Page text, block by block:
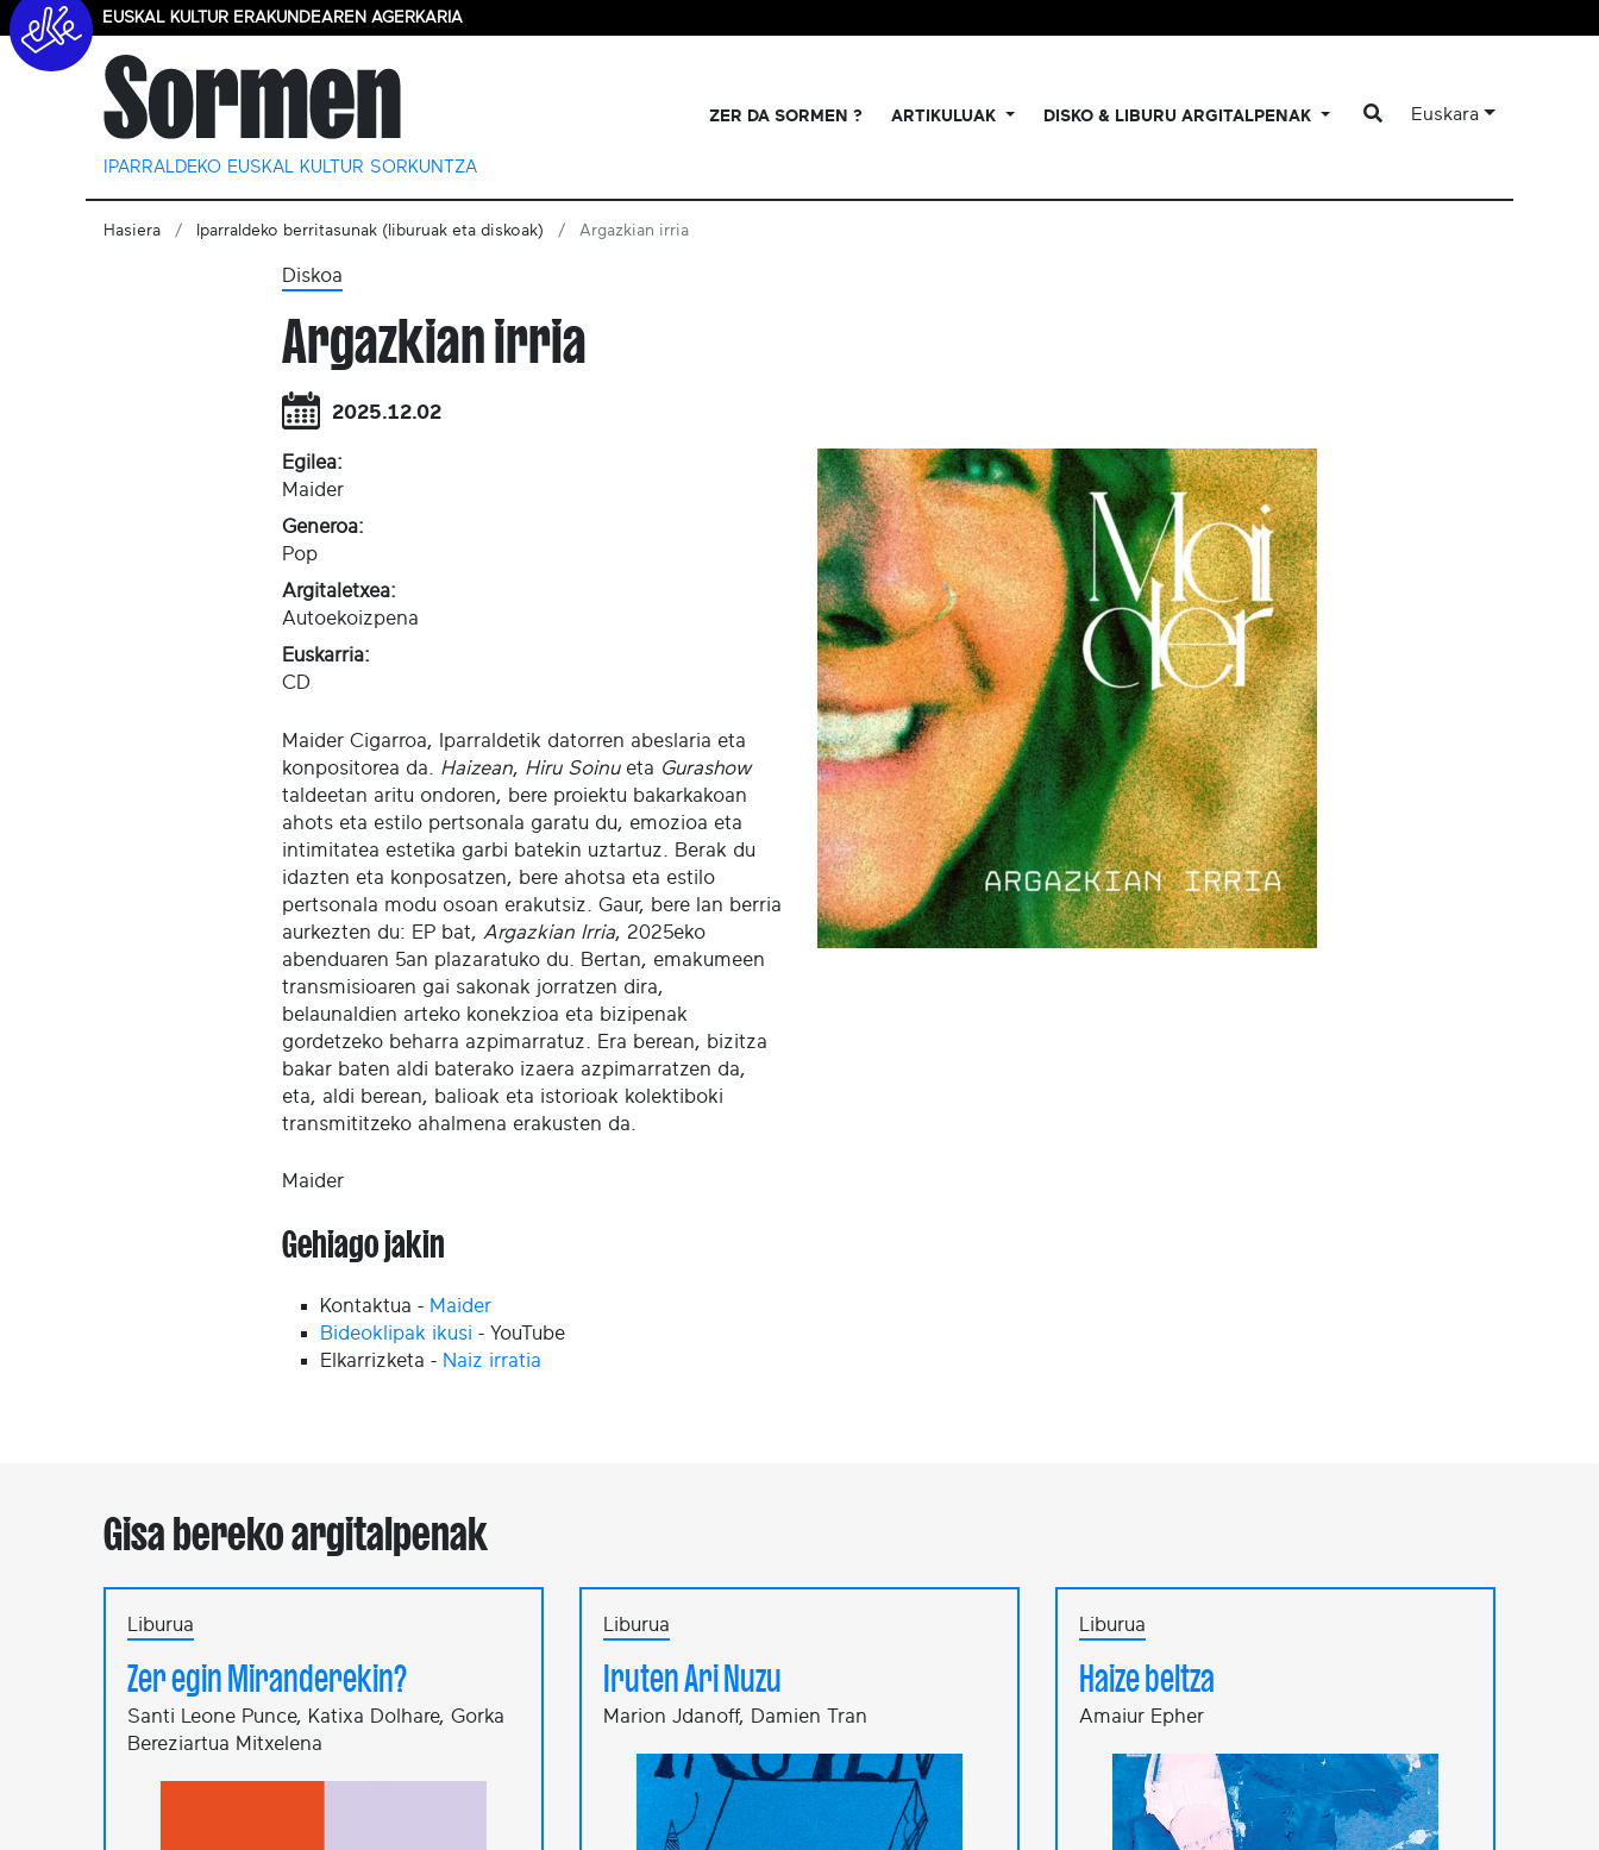
EUSKAL KULTUR ERAKUNDEAREN AGERKARIA
IPARRALDEKO EUSKAL KULTUR SORKUNTZA
ZER DA SORMEN ? ARTIKULUAK DISKO & LIBURU ARGITALPENAK Euskara
Hasiera Iparraldeko berritasunak (liburuak eta diskoak) Argazkian irria
Diskoa
Argazkian irria
2025.12.02
Egilea:
Maider
Generoa:
Pop
Argitaletxea:
Autoekoizpena
Euskarria:
CD
Maider Cigarroa, Iparraldetik datorren abeslaria eta
konpositorea da. Haizean, Hiru Soinueta Gurashow
taldeetan aritu ondoren, bere proiektu bakarkakoan
ahots eta estilo pertsonala garatu du, emozioa eta
intimitatea estetika garbi batekin uztartuz. Berak du
idazten eta konposatzen, bere ahotsa eta estilo
pertsonala modu osoan erakutsiz. Gaur, bere lan berria
aurkezten du: EP bat, Argazkian Irria, 2025eko
abenduaren 5an plazaratuko du. Bertan, emakumeen
transmisioaren gai sakonak jorratzen dira,
belaunaldien arteko konekzioa eta bizipenak
gordetzeko beharra azpimarratuz. Era berean, bizitza
bakar baten aldi baterako izaera azpimarratzen da,
eta, aldi berean, balioak eta istorioak kolektiboki
transmititzeko ahalmena erakusten da.
Maider
Gehiago jakin
Kontaktua - Maider
Bideoklipak ikusi - YouTube
Elkarrizketa - Naiz irratia
Gisa bereko argitalpenak
Liburua
Zer egin Miranderekin?
Santi Leone Punce, Katixa Dolhare, Gorka
Bereziartua Mitxelena
Liburua
Iruten Ari Nuzu
Marion Jdanoff, Damien Tran
Liburua
Haize beltza
Amaiur Epher